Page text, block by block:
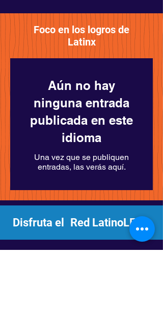
Foco en los logros de
Latinx
Aún no hay
ninguna entrada
publicada en este
idioma
Una vez que se publiquen
entradas, las verás aquí.
Disfruta el Red LatinoLEAD